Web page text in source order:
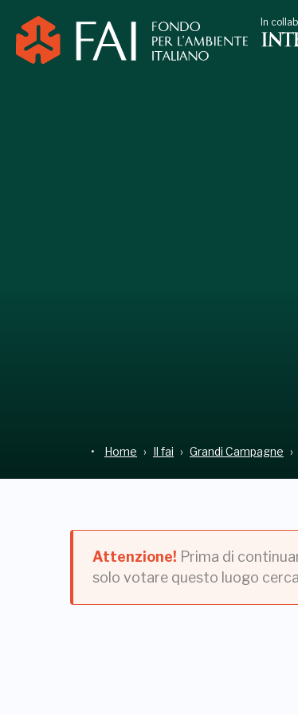
In
Home Il fai Grandi Campagne
Attenzione! Prima di
solo votare questo luogo